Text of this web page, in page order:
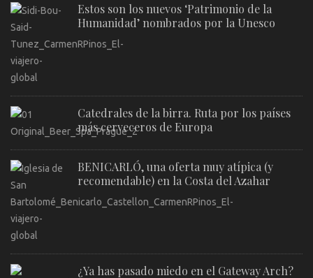
Estos son los nuevos ‘Patrimonio de la
Humanidad’ nombrados por la Unesco
Catedrales de la birra. Ruta por los países
más cerveceros de Europa
BENICARLÓ, una oferta muy atípica (y
recomendable) en la Costa del Azahar
¿Ya has pasado miedo en el Gateway Arch?